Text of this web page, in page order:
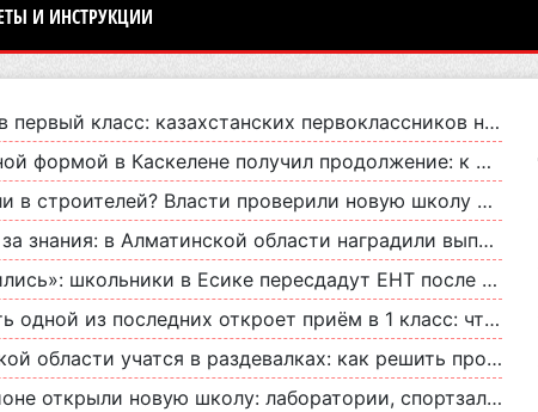
И ИНСТРУКЦИИ
казахстанских первоклассников начнут учить искусственному интеллекту
получил продолжение: к родителям обратился глава управления образования
Власти проверили новую школу в Карасайском районе
Алматинской области наградили выпускника с лучшим результатом ЕНТ
в Есике пересдадут ЕНТ после сбоя интернета во время экзамена
из последних откроет приём в 1 класс: что важно знать родителям
учатся в раздевалках: как решить проблему трехсменного обучения
новую школу: лаборатории, спортзалы и 600 мест для учеников